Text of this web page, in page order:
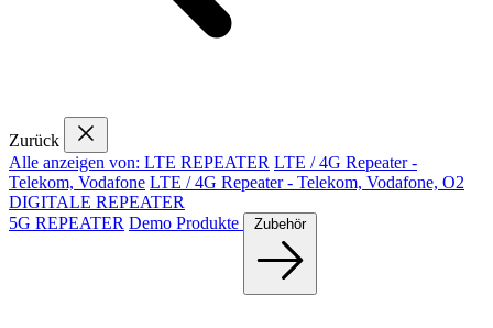
Zurück
Alle anzeigen von: LTE REPEATER LTE / 4G Repeater -
Telekom, Vodafone LTE / 4G Repeater - Telekom, Vodafone, O2
DIGITALE REPEATER
5G REPEATER Demo Produkte Zubehör